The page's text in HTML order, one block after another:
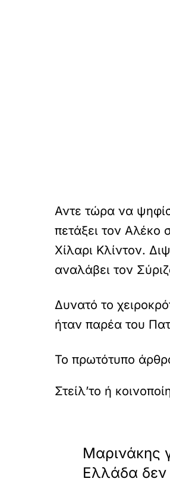
Αντε τώρα να
πετάξει τον Αλέκο
Χίλαρι Κλίντον.
αναλάβει τον
Δυνατό το
ήταν παρέα του
Το πρωτότυπο
Μαρινάκης
Ελλάδα δεν